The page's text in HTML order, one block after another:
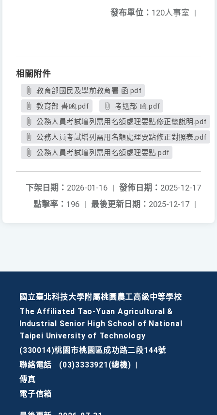
發布單位： 120人事室 |
相關附件
教育部國民及學前教育署 函.pdf
教育部 書函.pdf
考選部 函.pdf
公務人員考試增列需用名額處理要點修正總說明.pdf
公務人員考試增列需用名額處理要點修正對照表.pdf
公務人員考試增列需用名額處理要點.pdf
發佈日期： 2025-12-17
下架日期： 2026-01-16 |
最後更新日期： 2025-12-17 |
點擊率： 196 |
國立臺北科技大學附屬桃園農工高級中等學校
The Affiliated Tao-Yuan Agricultural &
Industrial Senior High School of National
Taipei University of Technology
(330014)桃園市桃園區成功路二段144號
聯絡電話
(03)3333921(總機)
傳真
電子信箱